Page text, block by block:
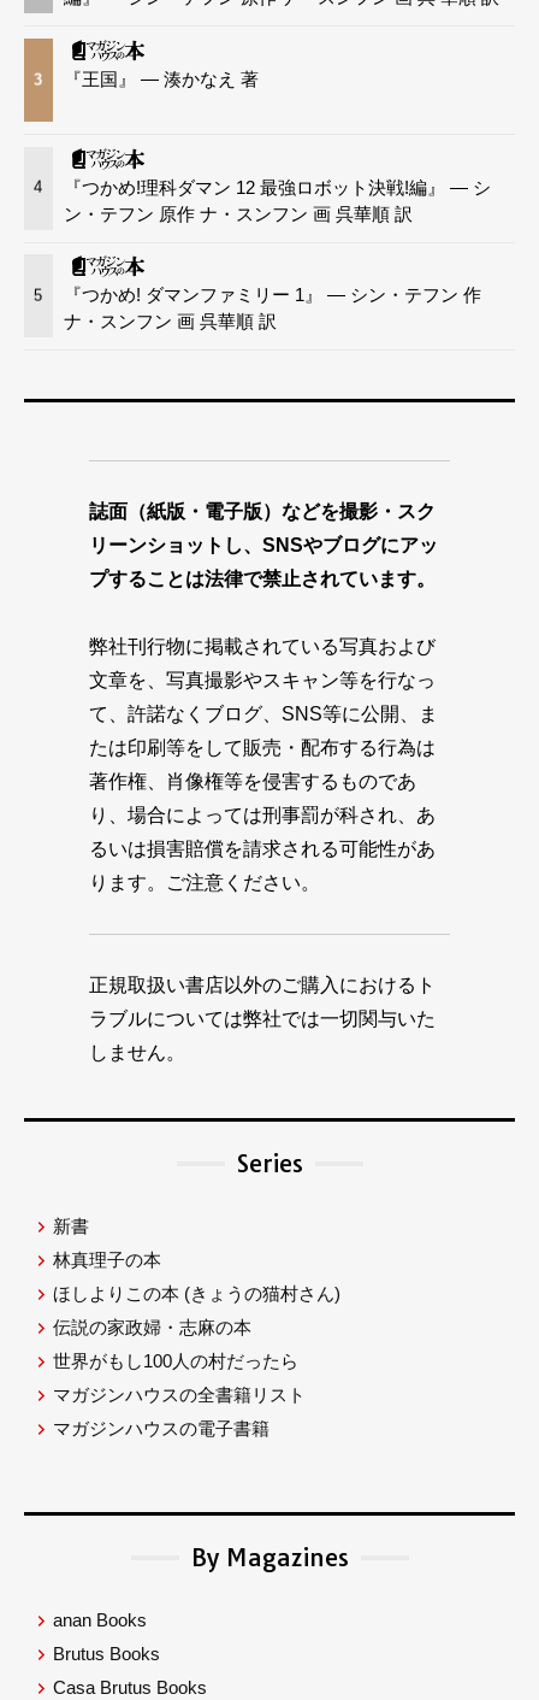
3 『王国』 — 湊かなえ 著
4
『つかめ!理科ダマン 12 最強ロボット決戦!編』 — シ
ン・テフン 原作 ナ・スンフン 画 呉華順 訳
5
『つかめ! ダマンファミリー 1』 — シン・テフン 作
ナ・スンフン 画 呉華順 訳
誌面（紙版・電子版）などを撮影・スク
リーンショットし、SNSやブログにアッ
プすることは法律で禁止されています。
弊社刊行物に掲載されている写真および
文章を、写真撮影やスキャン等を行なっ
て、許諾なくブログ、SNS等に公開、ま
たは印刷等をして販売・配布する行為は
著作権、肖像権等を侵害するものであ
り、場合によっては刑事罰が科され、あ
るいは損害賠償を請求される可能性があ
ります。ご注意ください。
正規取扱い書店以外のご購入におけるト
ラブルについては弊社では一切関与いた
しません。
Series
新書
林真理子の本
ほしよりこの本 (きょうの猫村さん)
伝説の家政婦・志麻の本
世界がもし100人の村だったら
マガジンハウスの全書籍リスト
マガジンハウスの電子書籍
By Magazines
anan Books
Brutus Books
Casa Brutus Books